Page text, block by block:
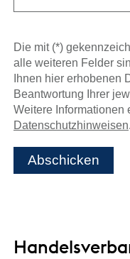
Die mit (*)
alle weiteren Felder
Ihnen hier erhobenen
Beantwortung Ihrer
Weitere Informationen
Datenschutzhinweisen.
Abschicken